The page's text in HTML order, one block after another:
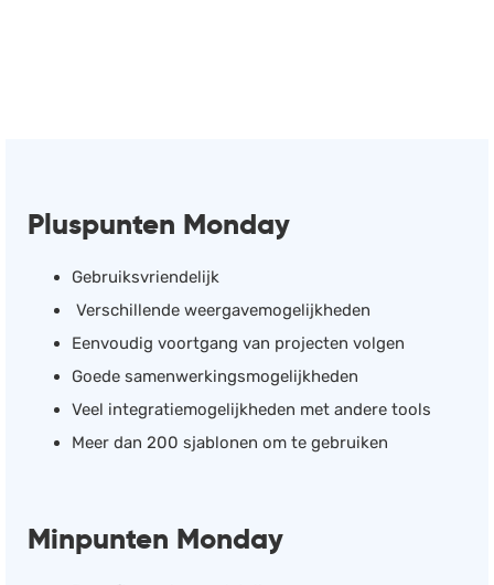
Pluspunten Monday
Gebruiksvriendelijk
Verschillende weergavemogelijkheden
Eenvoudig voortgang van projecten volgen
Goede samenwerkingsmogelijkheden
Veel integratiemogelijkheden met andere tools
Meer dan 200 sjablonen om te gebruiken
Minpunten Monday